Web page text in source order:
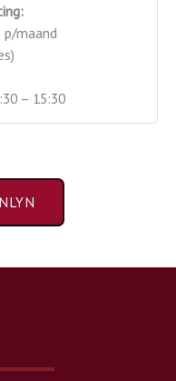
p/maand
– 15:30